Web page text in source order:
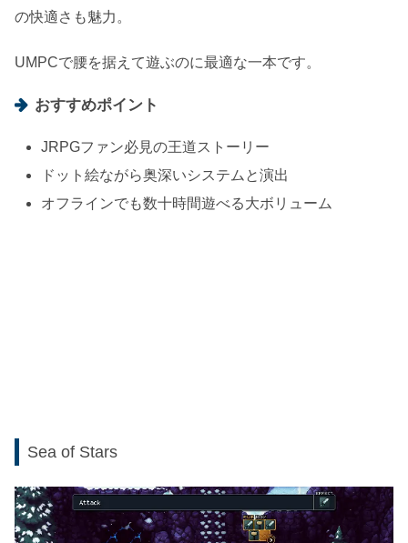
の快適さも魅力。
UMPCで腰を据えて遊ぶのに最適な一本です。
おすすめポイント
JRPGファン必見の王道ストーリー
ドット絵ながら奥深いシステムと演出
オフラインでも数十時間遊べる大ボリューム
Sea of Stars